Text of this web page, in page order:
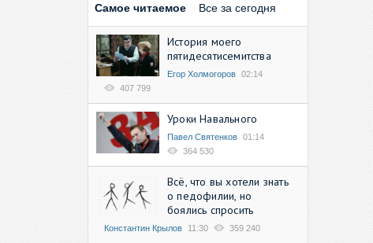
Самое читаемое Все за сегодня
История моего
пятидесятисемитства
Егор Холмогоров 02:14
407 799
Уроки Навального
Павел Святенков 01:14
364 530
Всё, что вы хотели знать
о педофилии, но
боялись спросить
Константин Крылов 11:30 359 240